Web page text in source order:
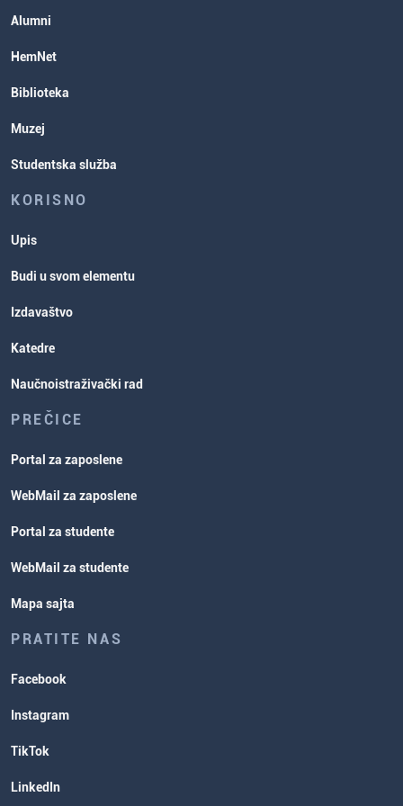
Alumni
HemNet
Biblioteka
Muzej
Studentska služba
KORISNO
Upis
Budi u svom elementu
Izdavaštvo
Katedre
Naučnoistraživački rad
PREČICE
Portal za zaposlene
WebMail za zaposlene
Portal za studente
WebMail za studente
Mapa sajta
PRATITE NAS
Facebook
Instagram
TikTok
LinkedIn